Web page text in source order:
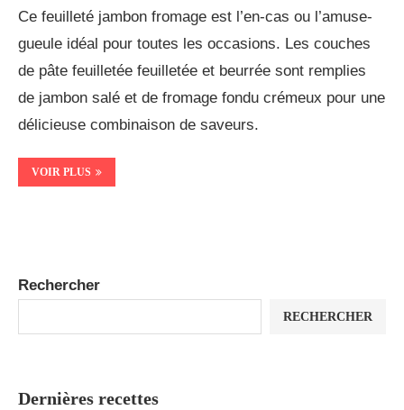
Ce feuilleté jambon fromage est l’en-cas ou l’amuse-
gueule idéal pour toutes les occasions. Les couches
de pâte feuilletée feuilletée et beurrée sont remplies
de jambon salé et de fromage fondu crémeux pour une
délicieuse combinaison de saveurs.
VOIR PLUS
Rechercher
RECHERCHER
Dernières recettes